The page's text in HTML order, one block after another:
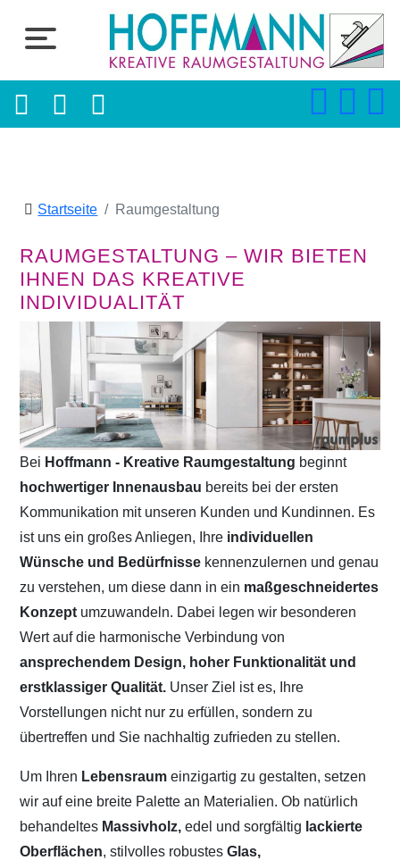
Startseite Raumgestaltung
RAUMGESTALTUNG – WIR BIETEN
IHNEN DAS KREATIVE
INDIVIDUALITÄT
Bei Hoffmann - Kreative Raumgestaltung beginnt
hochwertiger Innenausbau bereits bei der ersten
Kommunikation mit unseren Kunden und Kundinnen. Es
ist uns ein großes Anliegen, Ihre individuellen
Wünsche und Bedürfnisse kennenzulernen und genau
zu verstehen, um diese dann in ein maßgeschneidertes
Konzept umzuwandeln. Dabei legen wir besonderen
Wert auf die harmonische Verbindung von
ansprechendem Design, hoher Funktionalität und
erstklassiger Qualität. Unser Ziel ist es, Ihre
Vorstellungen nicht nur zu erfüllen, sondern zu
übertreffen und Sie nachhaltig zufrieden zu stellen.
Um Ihren Lebensraumeinzigartig zu gestalten, setzen
wir auf eine breite Palette an Materialien. Ob natürlich
behandeltes Massivholz, edel und sorgfältig lackierte
Oberflächen, stilvolles robustesGlas,